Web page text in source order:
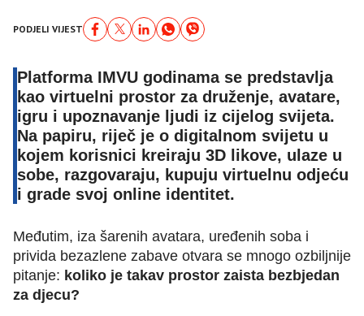
PODJELI VIJEST
Platforma IMVU godinama se predstavlja
kao virtuelni prostor za druženje, avatare,
igru i upoznavanje ljudi iz cijelog svijeta.
Na papiru, riječ je o digitalnom svijetu u
kojem korisnici kreiraju 3D likove, ulaze u
sobe, razgovaraju, kupuju virtuelnu odjeću
i grade svoj online identitet.
Međutim, iza šarenih avatara, uređenih soba i
privida bezazlene zabave otvara se mnogo ozbiljnije
pitanje: koliko je takav prostor zaista bezbjedan
za djecu?